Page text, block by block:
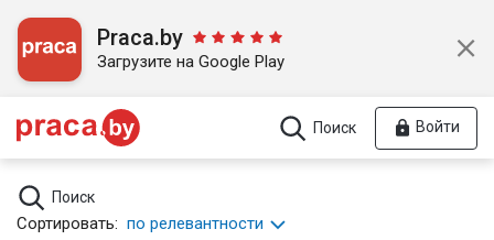
Praca.by
Загрузите на Google Play
Поиск Войти
Поиск
Сортировать: по релевантности